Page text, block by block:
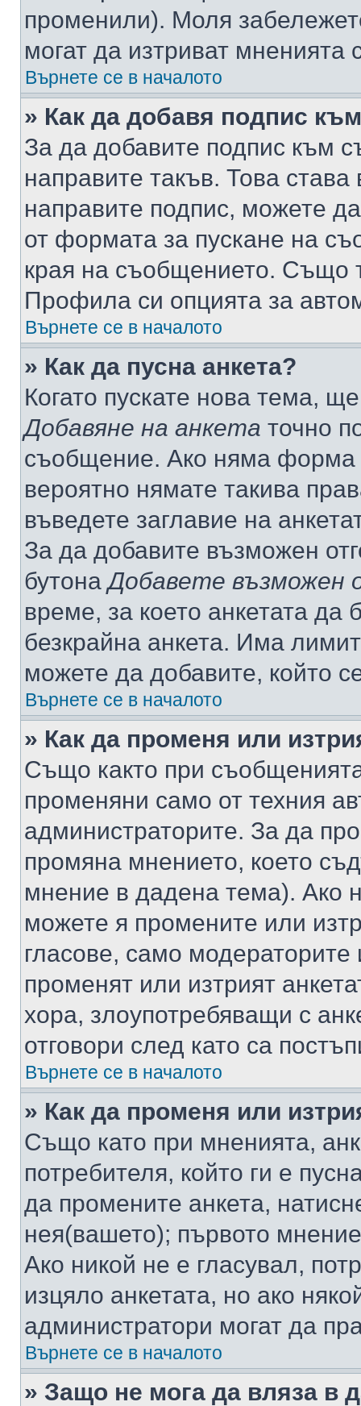
променили). Моля
могат да изтриват мненията
Върнете се в началото
» Как да добавя подпис
За да добавите подпис към
направите такъв. Това
направите подпис, можете
от формата за пускане на
края на съобщението. Също
Профила си опцията за
Върнете се в началото
» Как да пусна анкета?
Когато пускате нова тема,
Добавяне на анкета точно
съобщение. Ако няма форма
вероятно нямате такива
въведете заглавие на
За да добавите възможен
бутонаДобавете възможен
време, за което анкетата да
безкрайна анкета. Има
можете да добавите, който
Върнете се в началото
» Как да променя или
Също както при
променяни само от техния
администраторите. За да
промяна мнението, което
мнение в дадена тема). Ако
можете я промените или
гласове, само
променят или изтрият
хора, злоупотребяващи с
отговори след като са
Върнете се в началото
» Как да променя или
Също като при мненията,
потребителя, който ги е
да промените анкета,
нея(вашето); първото
Ако никой не е гласувал,
изцяло анкетата, но ако
администратори могат да
Върнете се в началото
» Защо не мога да вляза в